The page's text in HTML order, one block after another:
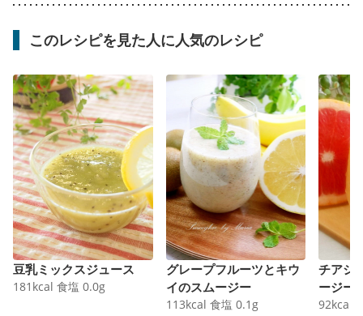
このレシピを見た人に人気のレシピ
豆乳ミックスジュース
181 kcal 食塩 0.0g
グレープフルーツとキウ
イのスムージー
113kcal 食塩 0.1 g
チアシ
ージー
92kcal